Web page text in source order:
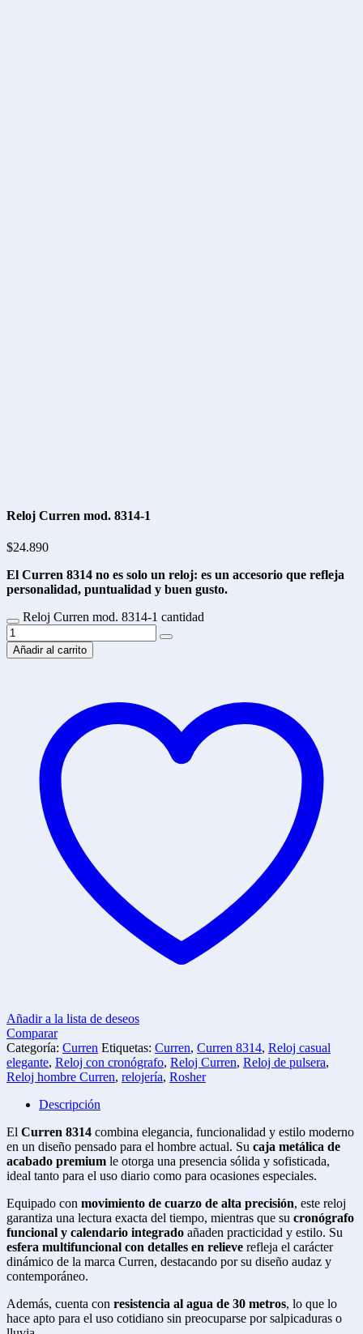
Reloj Curren mod. 8314-1
$24.890
El Curren 8314 no es solo un reloj: es un accesorio que refleja
personalidad, puntualidad y buen gusto.
Reloj Curren mod. 8314-1 cantidad
Añadir al carrito
Añadir a la lista de deseos
Comparar
Categoría: Curren Etiquetas: Curren, Curren 8314, Reloj casual
elegante, Reloj con cronógrafo, Reloj Curren, Reloj de pulsera,
Reloj hombre Curren, relojería, Rosher
Descripción
El Curren 8314 combina elegancia, funcionalidad y estilo moderno
en un diseño pensado para el hombre actual. Su caja metálica de
acabado premium le otorga una presencia sólida y sofisticada,
ideal tanto para el uso diario como para ocasiones especiales.
Equipado con movimiento de cuarzo de alta precisión, este reloj
garantiza una lectura exacta del tiempo, mientras que su cronógrafo
funcional y calendario integrado añaden practicidad y estilo. Su
esfera multifuncional con detalles en relieve refleja el carácter
dinámico de la marca Curren, destacando por su diseño audaz y
contemporáneo.
Además, cuenta con resistencia al agua de 30 metros, lo que lo
hace apto para el uso cotidiano sin preocuparse por salpicaduras o